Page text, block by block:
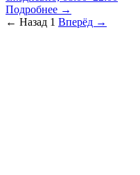
Подробнее →
← Назад 1 Вперёд →